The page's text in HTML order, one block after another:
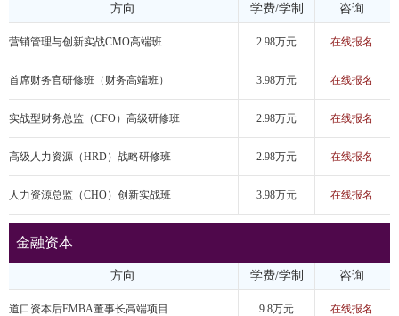
方向 学费/学制 咨询
营销管理与创新实战CMO高端班 2.98万元 在线报名
首席财务官研修班（财务高端班） 3.98万元 在线报名
实战型财务总监（CFO）高级研修班 2.98万元 在线报名
高级人力资源（HRD）战略研修班 2.98万元 在线报名
人力资源总监（CHO）创新实战班 3.98万元 在线报名
金融资本
方向 学费/学制 咨询
道口资本后EMBA董事长高端项目 9.8万元 在线报名